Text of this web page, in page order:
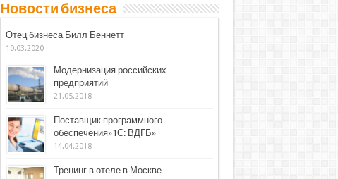
Новости бизнеса
Отец бизнеса Билл Беннетт
10.03.2020
Модернизация российских
предприятий
21.05.2018
Поставщик программного
обеспечения»1С: ВДГБ»
14.04.2018
Тренинг в отеле в Москве